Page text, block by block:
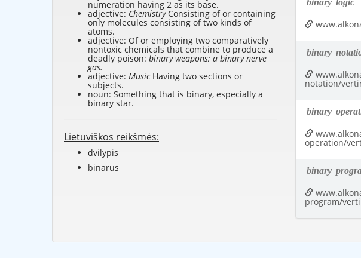
numeration having 2 as its base.
adjective: ChemistryConsisting of or containing
only molecules consisting of two kinds of
atoms.
adjective: Of or employing two comparatively
nontoxic chemicals that combine to produce a
deadly poison: binary weapons; a binary nerve
gas.
adjective: MusicHaving two sections or
subjects.
noun: Something that is binary, especially a
binary star.
Lietuviškos reikšmės:
dvilypis
binarus
binary logic
binary
notation/
binary
operation/
binary
program/